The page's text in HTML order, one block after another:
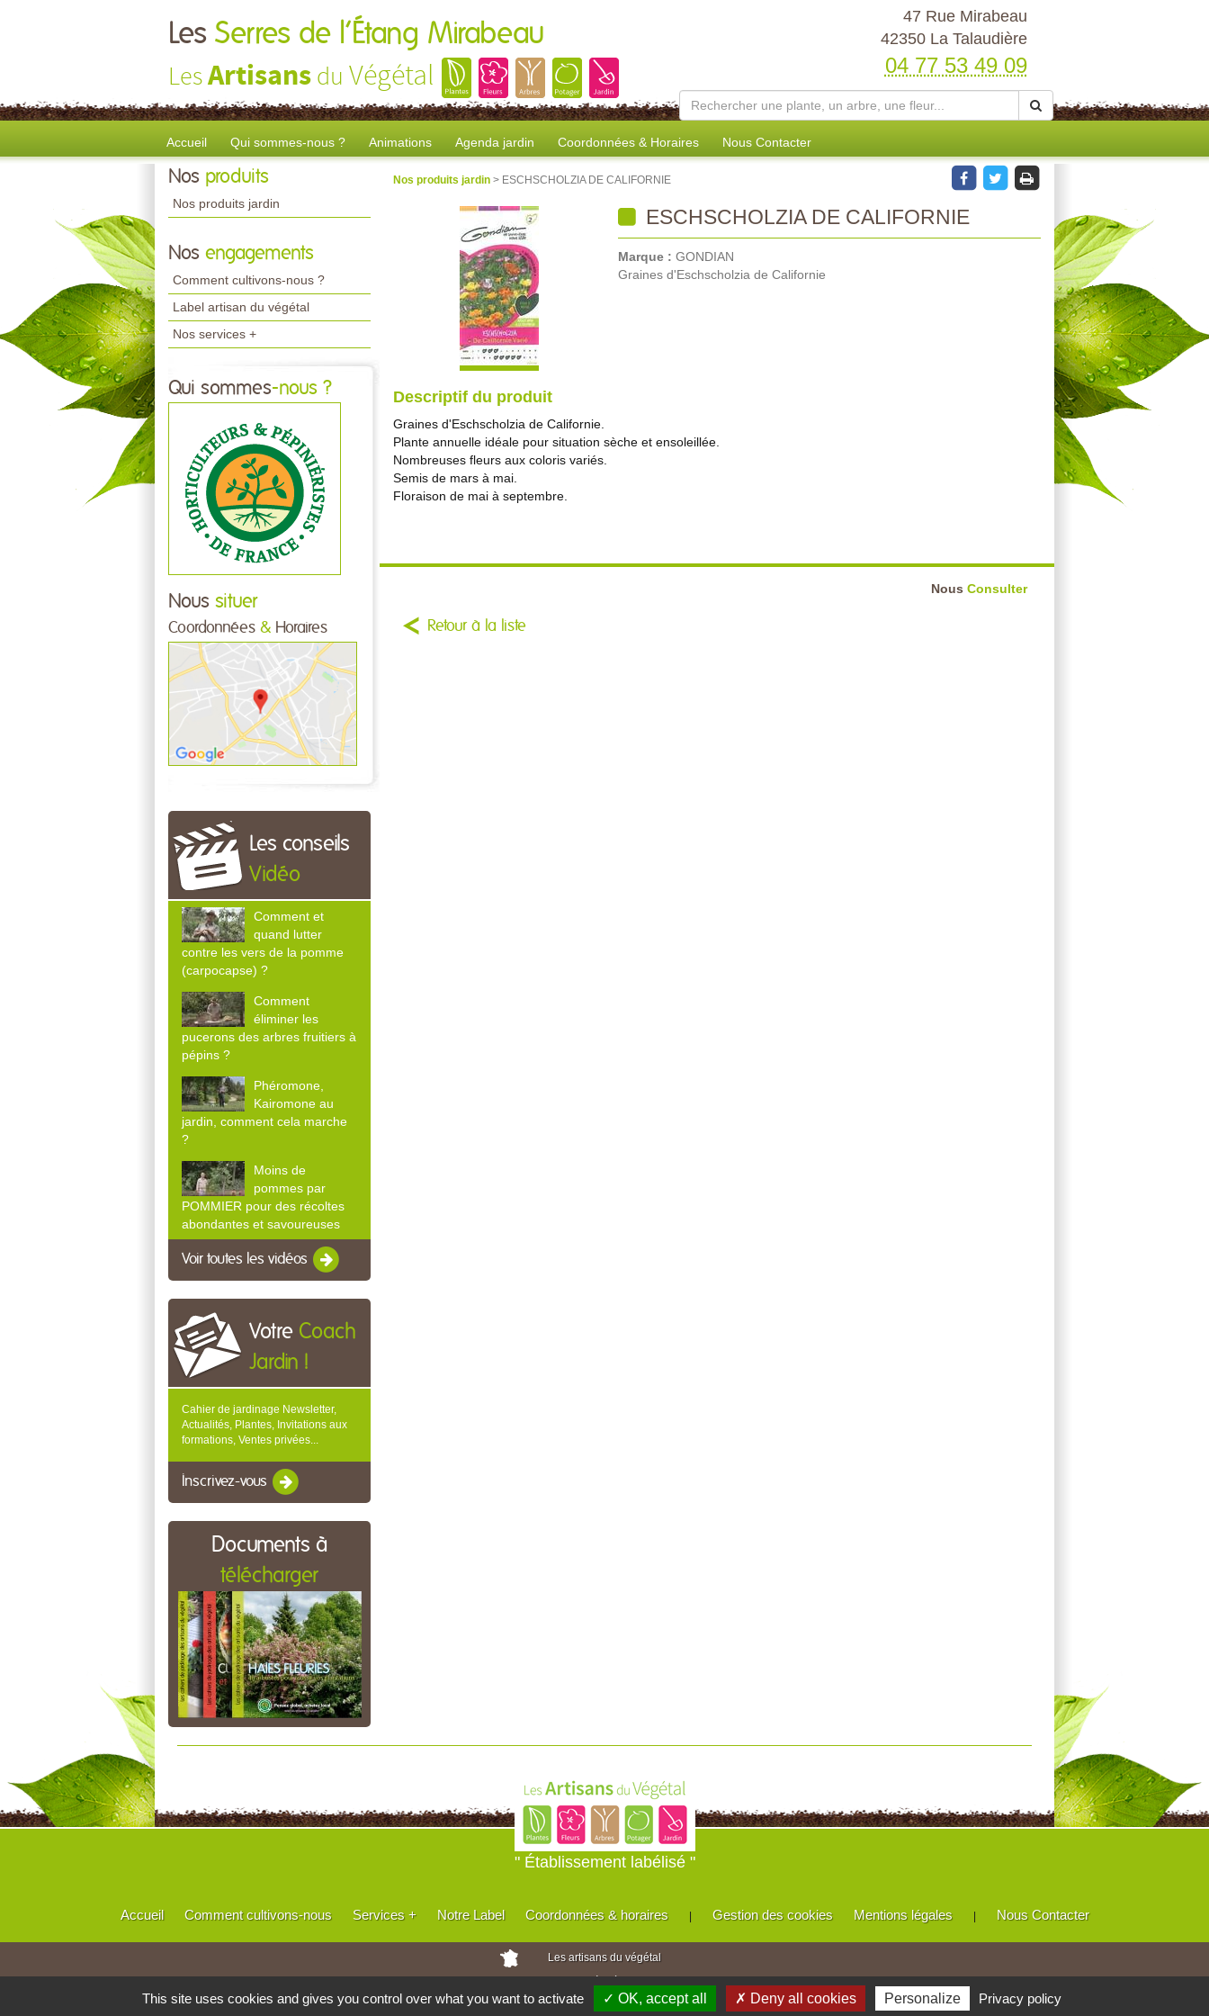
Les Serres de l’Étang Mirabeau
LesArtisans du Végétal
47 Rue Mirabeau
42350 La Talaudière
04 77 53 49 09
Accueil Qui sommes-nous ? Animations Agenda jardin Coordonnées & Horaires Nous Contacter
Nos produits
Nos produits jardin
Nos engagements
Comment cultivons-nous ?
Label artisan du végétal
Nos services +
Qui sommes-nous ?
Nous situer
Coordonnées & Horaires
Les conseils
Vidéo
Comment et
quand lutter
contre les vers de la pomme
(carpocapse) ?
Comment
éliminer les
pucerons des arbres fruitiers à
pépins ?
Phéromone,
Kairomone au
jardin, comment cela marche
?
Moins de
pommes par
POMMIER pour des récoltes
abondantes et savoureuses
Voir toutes les vidéos
Votre Coach
Jardin !
Cahier de jardinage Newsletter,
Actualités, Plantes, Invitations aux
formations, Ventes privées...
Inscrivez-vous
Documents à
télécharger
Nos produits jardin > ESCHSCHOLZIA DE CALIFORNIE
ESCHSCHOLZIA DE CALIFORNIE
Marque : GONDIAN
Graines d'Eschscholzia de Californie
Descriptif du produit
Graines d'Eschscholzia de Californie.
Plante annuelle idéale pour situation sèche et ensoleillée.
Nombreuses fleurs aux coloris variés.
Semis de mars à mai.
Floraison de mai à septembre.
Nous Consulter
Retour à la liste
" Établissement labélisé "
Accueil Comment cultivons-nous Services + Notre Label Coordonnées & horaires | Gestion des cookies Mentions légales | Nous Contacter
Les artisans du végétal
Horticulteurs et pépinièristes de France
WEBEnseignes
This site uses cookies and gives you control over what you want to activate ✓ OK, accept all ✗ Deny all cookies Personalize Privacy policy